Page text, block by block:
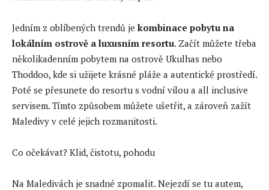
Jedním z oblíbených trendů je kombinace pobytu na
lokálním ostrově a luxusním resortu. Začít můžete třeba
několikadenním pobytem na ostrově Ukulhas nebo
Thoddoo, kde si užijete krásné pláže a autentické prostředí.
Poté se přesunete do resortu s vodní vilou a all inclusive
servisem. Tímto způsobem můžete ušetřit, a zároveň zažít
Maledivy v celé jejich rozmanitosti.
Co očekávat? Klid, čistotu, pohodu
Na Maledivách je snadné zpomalit. Nejezdí se tu autem,